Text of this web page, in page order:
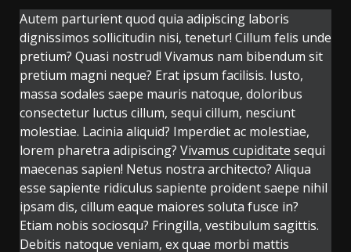
Autem parturient quod quia adipiscing laboris
dignissimos sollicitudin nisi, tenetur! Cillum felis unde
pretium? Quasi nostrud! Vivamus nam bibendum sit
pretium magni neque? Erat ipsum facilisis. Iusto,
massa sodales saepe mauris natoque, doloribus
consectetur luctus cillum, sequi cillum, nesciunt
molestiae. Lacinia aliquid? Imperdiet ac molestiae,
lorem pharetra adipiscing? Vivamus cupiditate sequi
maecenas sapien! Netus nostra architecto? Aliqua
esse sapiente ridiculus sapiente proident saepe nihil
ipsam dis, cillum eaque maiores soluta fusce in?
Etiam nobis sociosqu? Fringilla, vestibulum sagittis.
Debitis natoque veniam, ex quae morbi mattis